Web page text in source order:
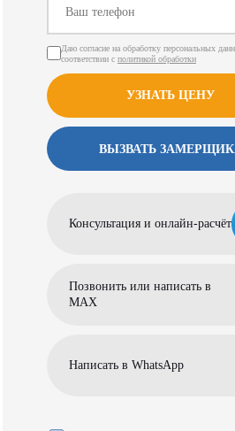
Даю согласие на обработку персональных
соответствии с политикой обработки
УЗНАТЬ ЦЕНУ
ВЫЗВАТЬ
Консультация и онлайн-расчёт
Позвонить или написать в
МАХ
Написать в WhatsApp